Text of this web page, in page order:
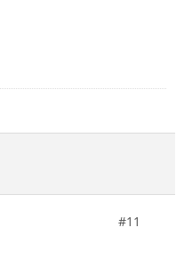
#11